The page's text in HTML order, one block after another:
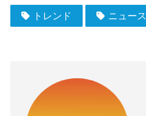
トレンド ニュース